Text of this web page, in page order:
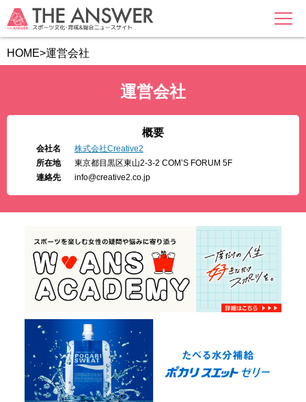
MENU
HOME>運営会社
運営会社
概要
会社名
株式会社Creative2
所在地
東京都目黒区東山2-3-2 COM’S FORUM 5F
連絡先
info@creative2.co.jp